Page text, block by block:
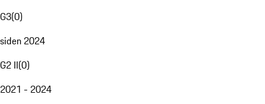
G3(0)
siden 2024
G2 II(0)
2021 - 2024